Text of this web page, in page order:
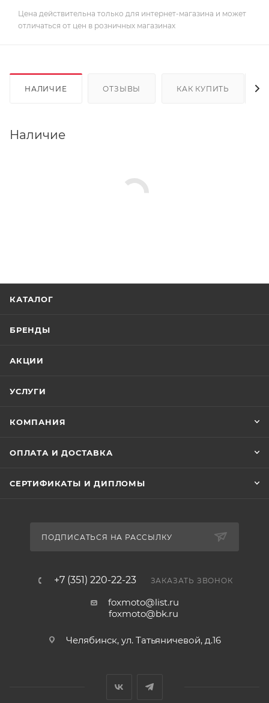
Цена действительна только для интернет-магазина и может
отличаться от цен в розничных магазинах
НАЛИЧИЕ ОТЗЫВЫ КАК КУПИТЬ
Наличие
КАТАЛОГ
БРЕНДЫ
АКЦИИ
УСЛУГИ
КОМПАНИЯ
ОПЛАТА И ДОСТАВКА
СЕРТИФИКАТЫ И ДИПЛОМЫ
ПОДПИСАТЬСЯ НА РАССЫЛКУ
+7 (351) 220-22-23 ЗАКАЗАТЬ ЗВОНОК
foxmoto@list.ru
foxmoto@bk.ru
Челябинск, ул. Татьяничевой, д.16